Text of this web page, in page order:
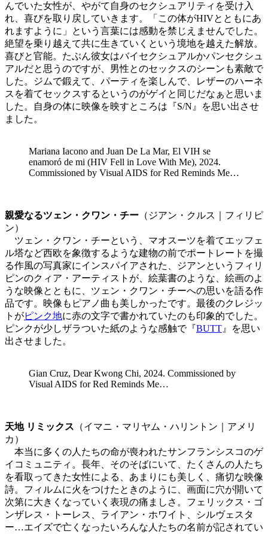
んでいた女性が、やがて自身のセクシュアリティを受け入
れ、喜びを取り戻していきます。「この体がHIVとともにあ
れますように」という言葉には感動を禁じえませんでした。
絶望を乗り越えて共に生きていくという境地を越えた解放。
喜びと官能。たぶん彼女はバイセクシュアルかパンセクシュ
アルだと思うのですが、男性とのセックスのシーンも素敵で
した。ジムで鍛えて、パーティを楽しんで、レザーのハーネ
スを着てセックスするというのがゲイと同じだなぁと思いま
した。自身の体に映像を映すところは『S/N』を思い出させ
ました。
Mariana Iacono and Juan De La Mar, El VIH se
enamoró de mi (HIV Fell in Love With Me), 2024.
Commissioned by Visual AIDS for Red Reminds Me…
親愛なるツェン・クワン・チー （ジアン・クルス｜フィリピ
ン）
ツェン・クワン・チーという、マオスーツを着てエッフェ
ル塔など西欧を象徴するような建物の前でポートレートを撮
る作風の写真家にインスパイアされた、ジアンというフィリ
ピンのクィア・アーティストが、絵葉書のような、絵画のよ
うな映像とともに、ツェン・クワン・チーへの思いを語る作
品です。映像もピアノ曲も美しかったです。最後のクレジッ
トがピンク地に赤の文字で書かれていたのも印象的でした。
ピンクが少しザラついた紙のような感触で『BUTT 』を思い
出させました。
Gian Cruz, Dear Kwong Chi, 2024. Commissioned by
Visual AIDS for Red Reminds Me…
天地 リミックス （イマニ・マリヤム・ハリントン｜アメリ
カ）
本当に多くの人たちの命が喪われたサンフランシスコのゲ
イコミュニティ。長年、そのそばにいて、たくさんの人たち
を看取ってきた女性による、あまりにも美しく、痛切な映像
詩。フィルムに火をつけたときのように、画面に穴が開いて
次第に大きくなっていく表現の痛ましさ。フェリックス・ゴ
ンザレス・トーレス、ライアン・ホワイト、シルヴェスタ
ー…エイズで亡くなったいろんな人たちの名前が記されてい